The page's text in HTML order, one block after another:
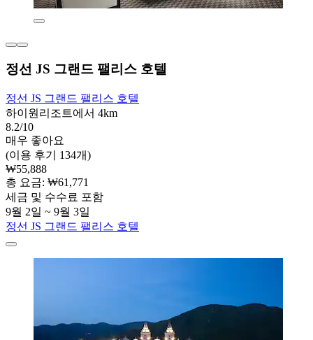
정선 JS 그랜드 팰리스 호텔
정선 JS 그랜드 팰리스 호텔
하이원리조트에서 4km
8.2/10
매우 좋아요
(이용 후기 134개)
₩55,888
총 요금: ₩61,771
세금 및 수수료 포함
9월 2일 ~ 9월 3일
정선 JS 그랜드 팰리스 호텔